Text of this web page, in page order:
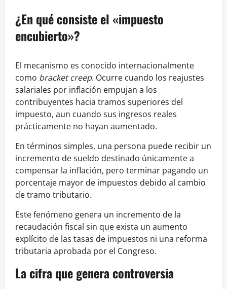
¿En qué consiste el «impuesto
encubierto»?
El mecanismo es conocido internacionalmente
como bracket creep. Ocurre cuando los reajustes
salariales por inflación empujan a los
contribuyentes hacia tramos superiores del
impuesto, aun cuando sus ingresos reales
prácticamente no hayan aumentado.
En términos simples, una persona puede recibir un
incremento de sueldo destinado únicamente a
compensar la inflación, pero terminar pagando un
porcentaje mayor de impuestos debido al cambio
de tramo tributario.
Este fenómeno genera un incremento de la
recaudación fiscal sin que exista un aumento
explícito de las tasas de impuestos ni una reforma
tributaria aprobada por el Congreso.
La cifra que genera controversia